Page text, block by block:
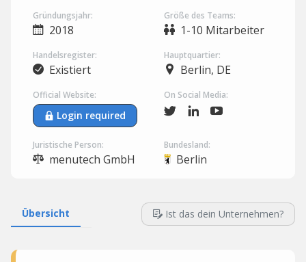
Gründungsjahr:
2018
Größe des Teams:
1-10 Mitarbeiter
Handelsregister:
Existiert
Hauptquartier:
Berlin, DE
Official Website:
Login required
On Social Media:
Juristische Person:
menutech GmbH
Bundesland:
Berlin
Übersicht Ist das dein Unternehmen?